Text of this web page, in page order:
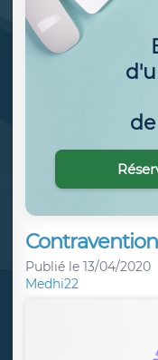
Publié le 13/04/2020
Medhi22